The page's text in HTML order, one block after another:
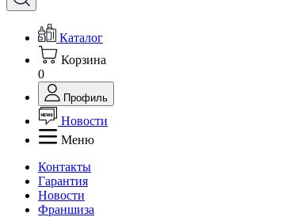
Каталог
Корзина
0
Профиль
Новости
Меню
Контакты
Гарантия
Новости
Франшиза